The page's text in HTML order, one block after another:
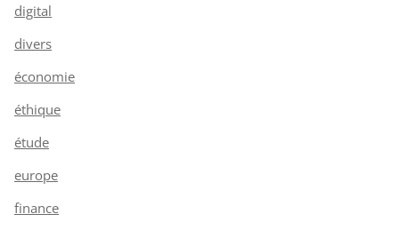
digital
divers
économie
éthique
étude
europe
finance